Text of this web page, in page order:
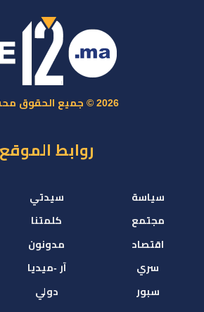
2026 © جميع الحقوق محفوظة
روابط الموقع
سياسة
مجتمع
اقتصاد
سري
سبور
سيدتي
كلمتنا
مدونون
آر -ميديا
دولي